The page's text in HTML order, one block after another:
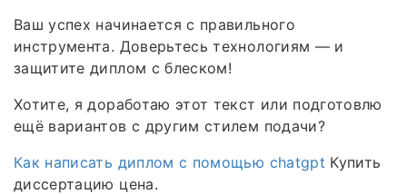
Ваш успех начинается с правильного
инструмента. Доверьтесь технологиям — и
защитите диплом с блеском!
Хотите, я доработаю этот текст или подготовлю
ещё вариантов с другим стилем подачи?
Как написать диплом с помощью chatgpt Купить
диссертацию цена.